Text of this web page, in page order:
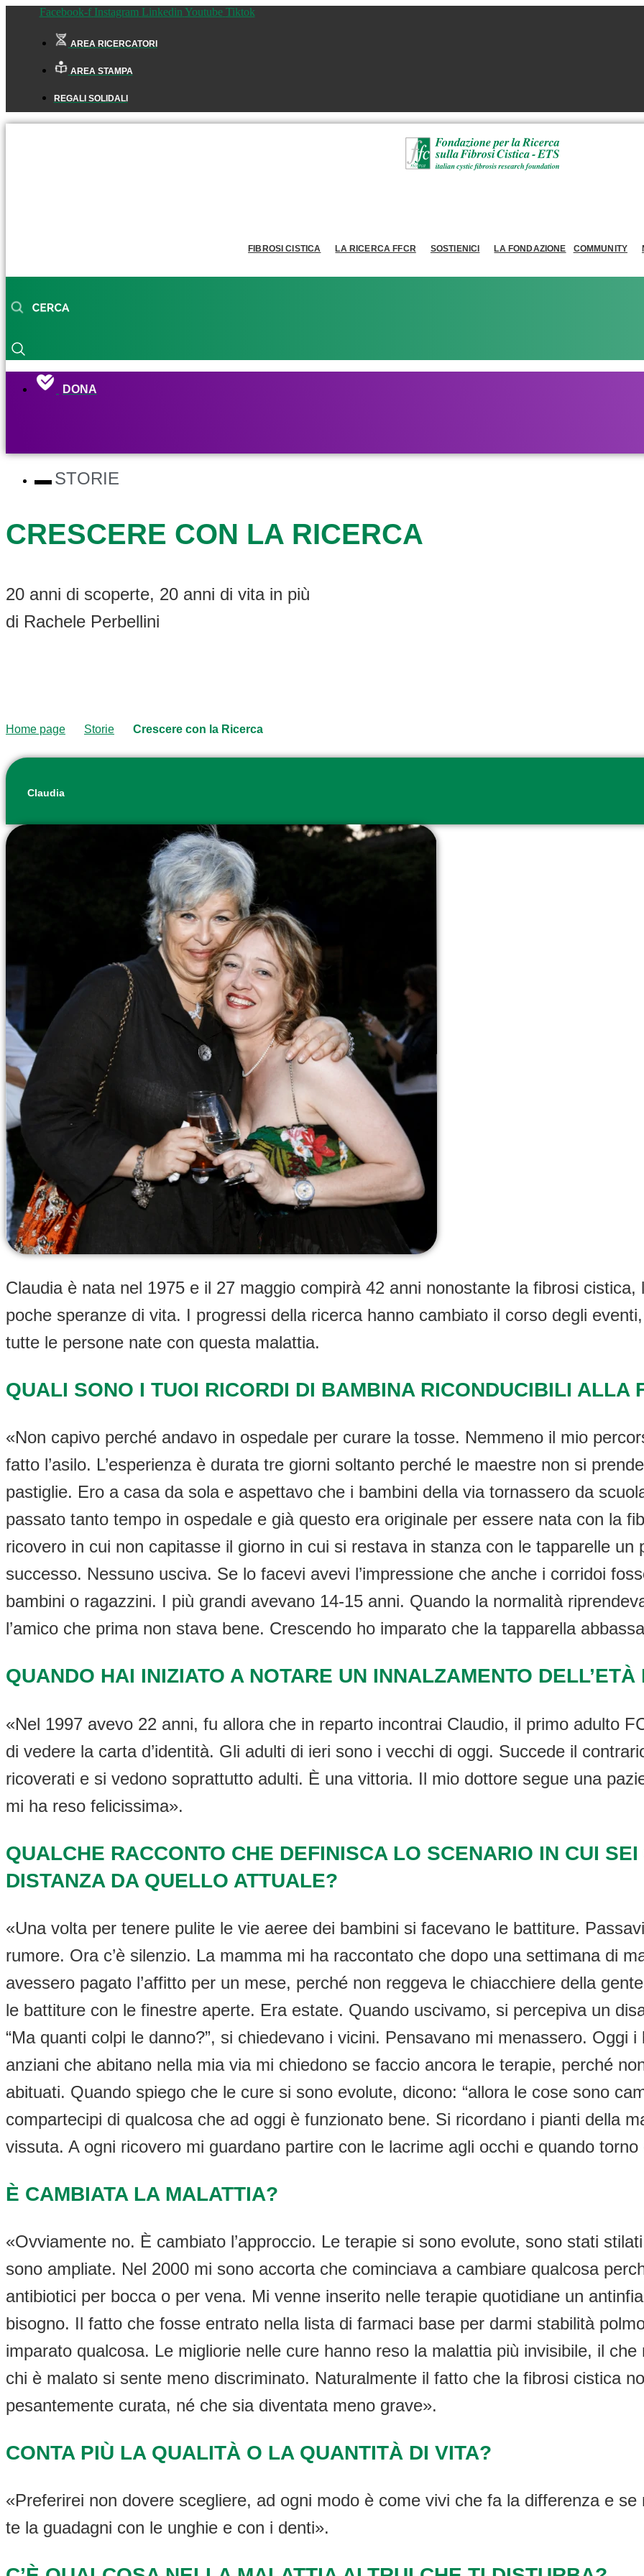
Facebook-f Instagram Linkedin Youtube Tiktok
AREA RICERCATORI
AREA STAMPA
REGALI SOLIDALI
FIBROSI CISTICA LA RICERCA FFCR SOSTIENICI LA FONDAZIONE COMMUNITY
DONA
STORIE
CRESCERE CON LA RICERCA
20 anni di scoperte, 20 anni di vita in più
di Rachele Perbellini
Home page Storie Crescere con la Ricerca
Claudia
Claudia è nata nel 1975 e il 27 maggio compirà 42 anni nonostante la fibrosi
poche speranze di vita. I progressi della ricerca hanno cambiato il corso degli
tutte le persone nate con questa malattia.
QUALI SONO I TUOI RICORDI DI BAMBINA RICONDUCIBILI ALLA
«Non capivo perché andavo in ospedale per curare la tosse. Nemmeno il mio
fatto l’asilo. L’esperienza è durata tre giorni soltanto perché le maestre non si
pastiglie. Ero a casa da sola e aspettavo che i bambini della via tornassero da
passato tanto tempo in ospedale e già questo era originale per essere nata con la
ricovero in cui non capitasse il giorno in cui si restava in stanza con le tapparelle un
successo. Nessuno usciva. Se lo facevi avevi l’impressione che anche i corridoi
bambini o ragazzini. I più grandi avevano 14-15 anni. Quando la normalità
l’amico che prima non stava bene. Crescendo ho imparato che la tapparella
QUANDO HAI INIZIATO A NOTARE UN INNALZAMENTO
«Nel 1997 avevo 22 anni, fu allora che in reparto incontrai Claudio, il primo adulto
di vedere la carta d’identità. Gli adulti di ieri sono i vecchi di oggi. Succede il
ricoverati e si vedono soprattutto adulti. È una vittoria. Il mio dottore segue una
mi ha reso felicissima».
QUALCHE RACCONTO CHE DEFINISCA LO SCENARIO IN CUI
DISTANZA DA QUELLO ATTUALE?
«Una volta per tenere pulite le vie aeree dei bambini si facevano le battiture.
rumore. Ora c’è silenzio. La mamma mi ha raccontato che dopo una settimana di
avessero pagato l’affitto per un mese, perché non reggeva le chiacchiere della
le battiture con le finestre aperte. Era estate. Quando uscivamo, si percepiva un
“Ma quanti colpi le danno?”, si chiedevano i vicini. Pensavano mi menassero. Oggi
anziani che abitano nella mia via mi chiedono se faccio ancora le terapie, perché
abituati. Quando spiego che le cure si sono evolute, dicono: “allora le cose sono
compartecipi di qualcosa che ad oggi è funzionato bene. Si ricordano i pianti della
vissuta. A ogni ricovero mi guardano partire con le lacrime agli occhi e quando
È CAMBIATA LA MALATTIA?
«Ovviamente no. È cambiato l’approccio. Le terapie si sono evolute, sono stati
sono ampliate. Nel 2000 mi sono accorta che cominciava a cambiare qualcosa
antibiotici per bocca o per vena. Mi venne inserito nelle terapie quotidiane un
bisogno. Il fatto che fosse entrato nella lista di farmaci base per darmi stabilità
imparato qualcosa. Le migliorie nelle cure hanno reso la malattia più invisibile, il
chi è malato si sente meno discriminato. Naturalmente il fatto che la fibrosi cistica
pesantemente curata, né che sia diventata meno grave».
CONTA PIÙ LA QUALITÀ O LA QUANTITÀ DI VITA?
«Preferirei non dovere scegliere, ad ogni modo è come vivi che fa la differenza e
te la guadagni con le unghie e con i denti».